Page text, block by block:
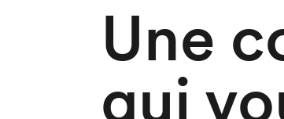
Une
qui